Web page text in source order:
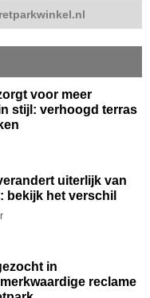
voor meer
stijl: verhoogd terras
uiterlijk van
bekijk het verschil
in
reclame